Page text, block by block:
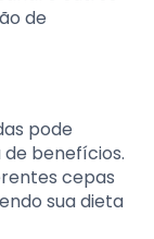
de
pode
benefícios.
cepas
sua dieta